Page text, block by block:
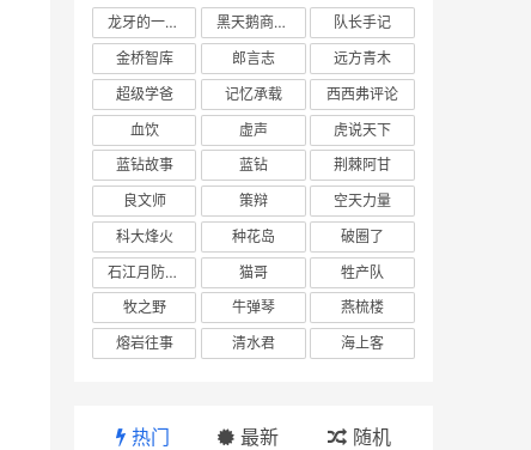
龙牙的一座山 黑天鹅商业情报站
队长手记
金桥智库
郎言志
远方青木
超级学爸
记忆承载
西西弗评论
血饮
虚声
虎说天下
蓝钻故事
蓝钻
荆棘阿甘
良文师
策辩
空天力量
科大烽火
种花岛
破圈了
石江月防务观察
猫哥
牲产队
牧之野
牛弹琴
燕梳楼
熔岩往事
清水君 海上客
热门 最新 随机